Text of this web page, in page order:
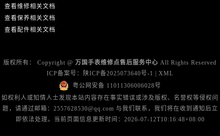
广东省阳江市江城区东风一路万国售后服务中心（需提前预约）
广东省云浮市云城区金山路万国售后服务中心（需提前预约）
查看维修相关文档
查看保养相关文档
查看配件相关文档
版权所有： Copyright @ 万国手表维修点售后服务中心 All Rights Reserved
ICP备案号：
陕ICP备2025073640号-1
XML
粤公网安备 11011306006028号
如权利人或知情人士发现本站内容存在事实错误或涉及版权、名誉权等侵权问
题，请通过邮箱：2557628530@qq.com 与我们联系，我们将在收到通知后立
即依法处理。当前页面信息更新时间：2026-07-12T10:16:48+08:00